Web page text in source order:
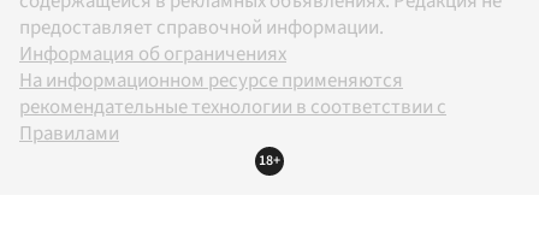
предоставляет справочной информации.
Информация об ограничениях
На информационном ресурсе применяются
рекомендательные технологии в соответствии с
Правилами
18+